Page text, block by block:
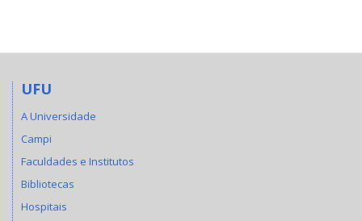
UFU
A Universidade
Campi
Faculdades e Institutos
Bibliotecas
Hospitais